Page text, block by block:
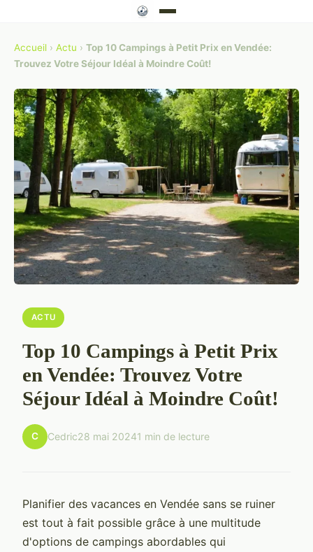
Accueil › Actu › Top 10 Campings à Petit Prix en Vendée:
Trouvez Votre Séjour Idéal à Moindre Coût!
ACTU
Top 10 Campings à Petit Prix
en Vendée: Trouvez Votre
Séjour Idéal à Moindre Coût!
C Cedric28 mai 20241 min de lecture
Planifier des vacances en Vendée sans se ruiner
est tout à fait possible grâce à une multitude
d'options de campings abordables qui